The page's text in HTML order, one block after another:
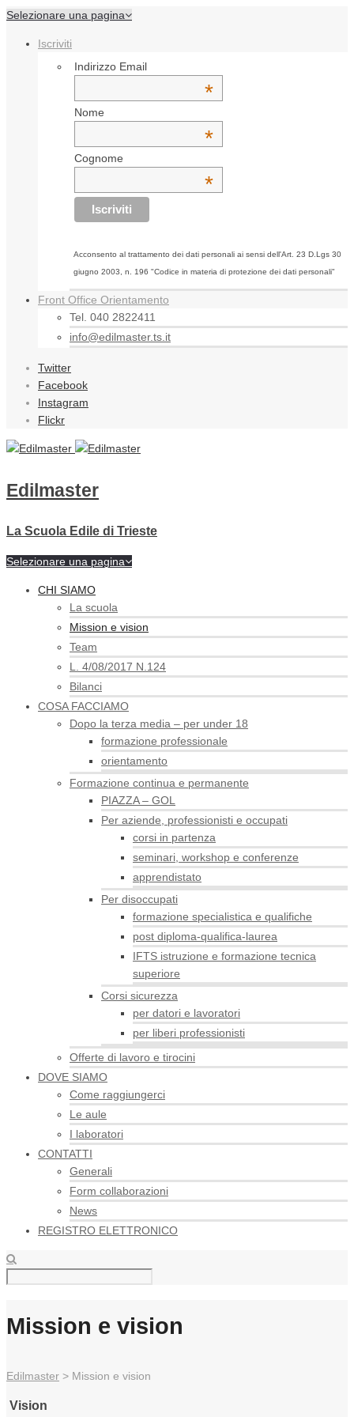
Selezionare una pagina
Iscriviti
Indirizzo Email
*
Nome
*
Cognome
*
Acconsento al trattamento dei dati personali ai sensi dell'Art. 23 D.Lgs 30
giugno 2003, n. 196 "Codice in materia di protezione dei dati personali"
Front Office Orientamento
Tel. 040 2822411
info@edilmaster.ts.it
Twitter
Facebook
Instagram
Flickr
Edilmaster
La Scuola Edile di Trieste
Selezionare una pagina
CHI SIAMO
La scuola
Mission e vision
Team
L. 4/08/2017 N.124
Bilanci
COSA FACCIAMO
Dopo la terza media – per under 18
formazione professionale
orientamento
Formazione continua e permanente
PIAZZA – GOL
Per aziende, professionisti e occupati
corsi in partenza
seminari, workshop e conferenze
apprendistato
Per disoccupati
formazione specialistica e qualifiche
post diploma-qualifica-laurea
IFTS istruzione e formazione tecnica
superiore
Corsi sicurezza
per datori e lavoratori
per liberi professionisti
Offerte di lavoro e tirocini
DOVE SIAMO
Come raggiungerci
Le aule
I laboratori
CONTATTI
Generali
Form collaborazioni
News
REGISTRO ELETTRONICO
Mission e vision
Edilmaster > Mission e vision
Vision